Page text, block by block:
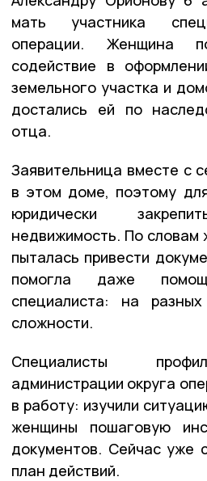
мать участника
операции. Женщина
содействие в
земельного участка и
достались ей по
отца.
Заявительница вместе с
в этом доме, поэтому
юридически
недвижимость. По
пыталась привести
помогла даже
специалиста: на
сложности.
Специалисты
администрации округа
в работу: изучили
женщины пошаговую
документов. Сейчас уже
план действий.